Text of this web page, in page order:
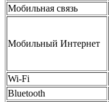
Мобильная связь
Мобильный Интернет
Wi-Fi
Bluetooth